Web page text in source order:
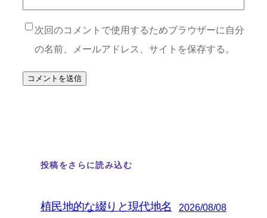
次回のコメントで使用するためブラウザーに自分
の名前、メールアドレス、サイトを保存する。
投稿をさらに読み込む
植民地的な綴りと現代地名 2026/08/08